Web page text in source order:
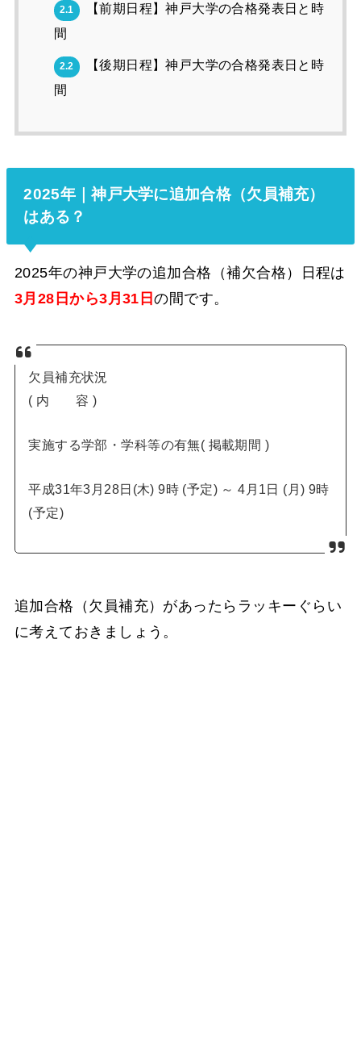
2.1
【前期日程】神戸大学の合格発表日と時
間
2.2
【後期日程】神戸大学の合格発表日と時
間
2025年｜神戸大学に追加合格（欠員補充）
はある？
2025年の神戸大学の追加合格（補欠合格）日程は
3月28日から3月31日の間です。
欠員補充状況
( 内 容 )
実施する学部・学科等の有無( 掲載期間 )
平成31年3月28日(木) 9時 (予定) ～ 4月1日 (月) 9時
(予定)
追加合格（欠員補充）があったらラッキーぐらい
に考えておきましょう。